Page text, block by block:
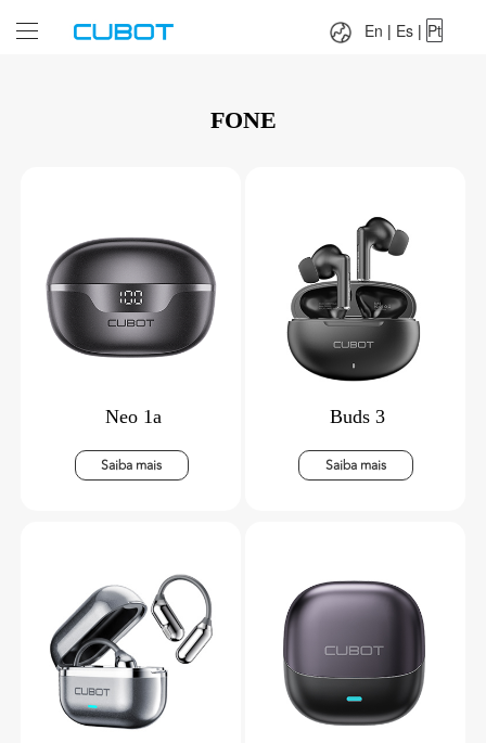
En | Es | Pt
FONE
Neo 1a
Saiba mais
Buds 3
Saiba mais